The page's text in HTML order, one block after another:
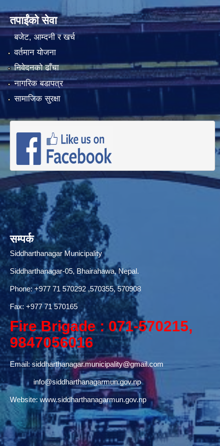
तपाईंको सेवा
बजेट, आम्दनी र खर्च
वर्तमान योजना
निवेदनको ढाँचा
नागरिक बडापत्र
सामाजिक सुरक्षा
सम्पर्क
Siddharthanagar Municipality
Siddharthanagar-05, Bhairahawa, Nepal.
Phone:+977 71 570292,570355, 570908
Fax: +977 71 570165
Fire Brigade : 071-570215,
9847056016
Email:siddharthanagar.municipality@gmail.com
info@siddharthanagarmun.gov.np
Website: www.siddharthanagarmun.gov.np